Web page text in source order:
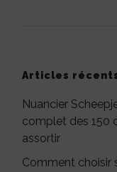
Articles
Nuancier
complet des 150
assortir
Comment choisir